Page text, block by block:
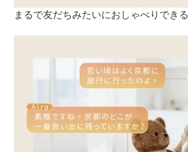
まるで友だちみたいにおしゃべりできる